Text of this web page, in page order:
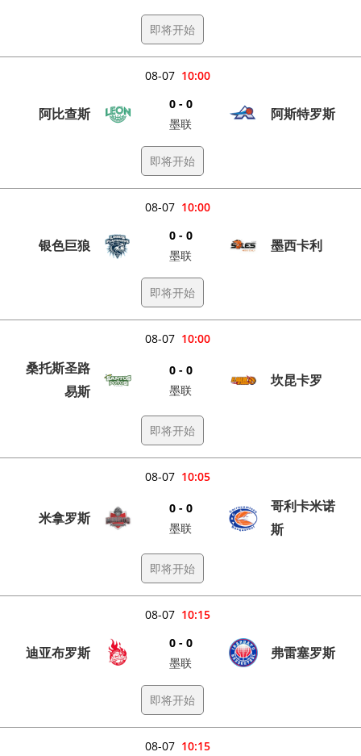
即将开始
10:00
08-07
阿比查斯
0 - 0
墨联
阿斯特罗斯
即将开始
10:00
08-07
银色巨狼
0 - 0
墨联
墨西卡利
即将开始
10:00
08-07
桑托斯圣路
易斯
0 - 0
墨联
坎昆卡罗
即将开始
10:05
08-07
米拿罗斯
0 - 0
墨联
哥利卡米诺
斯
即将开始
10:15
08-07
迪亚布罗斯
0 - 0
墨联
弗雷塞罗斯
即将开始
10:15
08-07